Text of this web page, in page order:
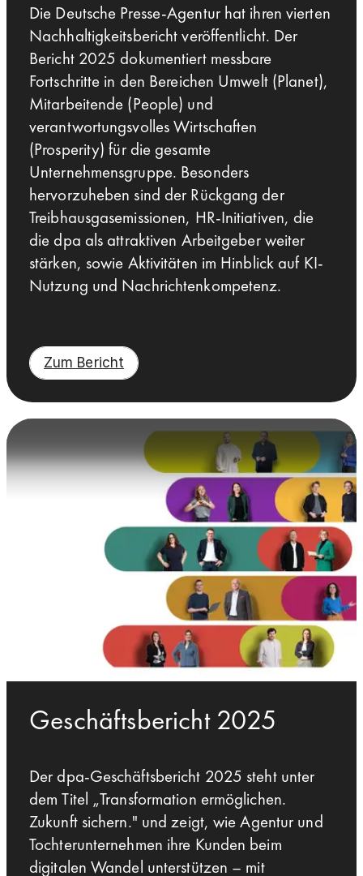
Die Deutsche Presse-Agentur hat ihren vierten
Nachhaltigkeitsbericht veröffentlicht. Der
Bericht 2025 dokumentiert messbare
Fortschritte in den Bereichen Umwelt (Planet),
Mitarbeitende (People) und
verantwortungsvolles Wirtschaften
(Prosperity) für die gesamte
Unternehmensgruppe. Besonders
hervorzuheben sind der Rückgang der
Treibhausgasemissionen, HR-Initiativen, die
die dpa als attraktiven Arbeitgeber weiter
stärken, sowie Aktivitäten im Hinblick auf KI-
Nutzung und Nachrichtenkompetenz.
Zum Bericht
Geschäftsbericht 2025
Der dpa-Geschäftsbericht 2025 steht unter
dem Titel „Transformation ermöglichen.
Zukunft sichern." und zeigt, wie Agentur und
Tochterunternehmen ihre Kunden beim
digitalen Wandel unterstützen – mit